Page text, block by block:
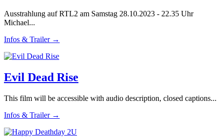
Ausstrahlung auf RTL2 am Samstag 28.10.2023 - 22.35 Uhr
Michael...
Infos & Trailer →
Evil Dead Rise
This film will be accessible with audio description, closed captions...
Infos & Trailer →